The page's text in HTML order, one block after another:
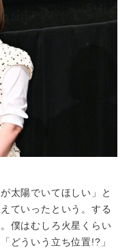
太陽でいてほしい」と
ていったという。する
僕はむしろ火星くらい
どういう立ち位置!?」